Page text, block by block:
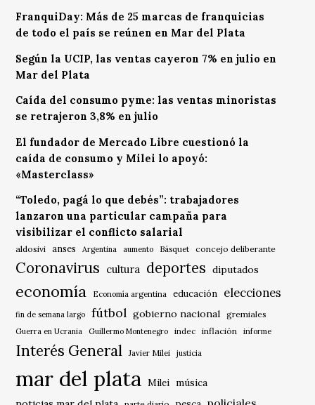
FranquiDay: Más de 25 marcas de franquicias
de todo el país se reúnen en Mar del Plata
Según la UCIP, las ventas cayeron 7% en julio en
Mar del Plata
Caída del consumo pyme: las ventas minoristas
se retrajeron 3,8% en julio
El fundador de Mercado Libre cuestionó la
caída de consumo y Milei lo apoyó:
«Masterclass»
“Toledo, pagá lo que debés”: trabajadores
lanzaron una particular campaña para
visibilizar el conflicto salarial
aldosivi anses Argentina aumento Básquet concejo deliberante
Coronavirus cultura deportes diputados
economía Economía argentina educación elecciones
fin de semana largo fútbol gobierno nacional gremiales
Guerra en Ucrania Guillermo Montenegro indec inflación informe
Interés General Javier Milei justicia
mar del plata Milei música